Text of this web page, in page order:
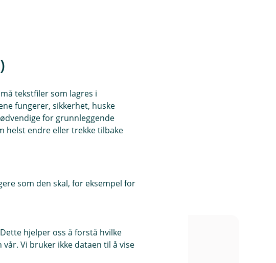
tekstfiler som lagres i
fungerer, sikkerhet, huske
for grunnleggende
helst endre eller trekke tilbake
som den skal, for eksempel for
hjelper oss å forstå hvilke
Vi bruker ikke dataen til å vise